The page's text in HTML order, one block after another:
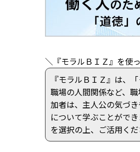
＼『モラルＢＩＺ』を使
『モラルＢＩＺ』は、
職場の人間関係など、
加者は、主人公の気づ
について学ぶことがで
を選択の上、ご活用くだ